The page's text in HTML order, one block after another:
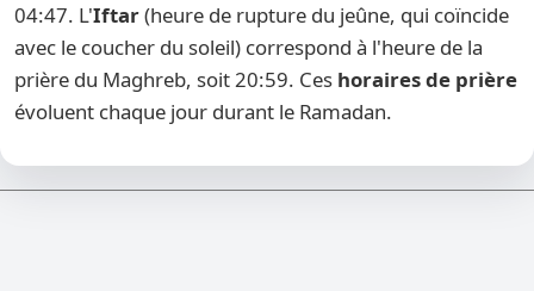
04:47. L'Iftar(heure de rupture du jeûne, qui coïncide
avec le coucher du soleil) correspond à l'heure de la
prière du Maghreb, soit 20:59. Ces horaires de prière
évoluent chaque jour durant le Ramadan.